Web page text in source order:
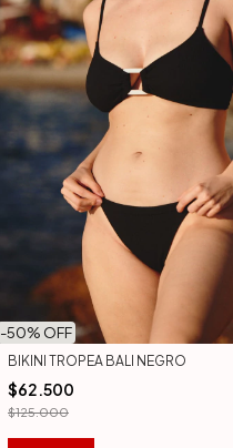
-50% OFF
BIKINI TROPEA BALI NEGRO
$62.500
$125.000